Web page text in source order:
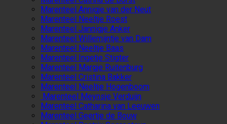
Marenteel Annigje van der Neut
Marenteel Neeltje Roest
Marenteel Jannigje Anker
Marenteel Willemijntje van Dam
Marenteel Neeltje Baas
Marenteel Ingetje Stigter
Marenteel Margje Ruitenburg
Marenteel Cristina Bakker
Marenteel Neeltje Hogenboom
Marenteel Meynsje Verduijn
Marenteel Catharina van Leeuwen
Marenteel Geertje de Bouw